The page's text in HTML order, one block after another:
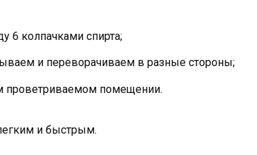
6 колпачками спирта;
и переворачиваем в разные стороны;
проветриваемом помещении.
и быстрым.